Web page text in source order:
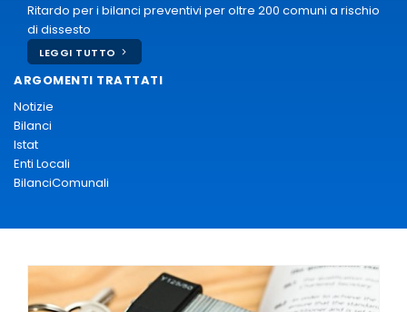
Ritardo per i bilanci preventivi per oltre 200 comuni a rischio
di dissesto
LEGGI TUTTO
ARGOMENTI TRATTATI
Notizie
Bilanci
Istat
Enti Locali
BilanciComunali